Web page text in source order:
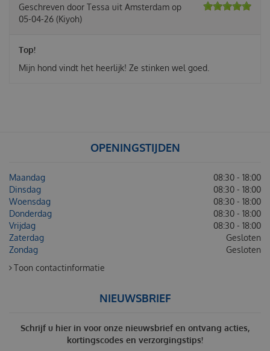
Geschreven door Tessa uit Amsterdam op
05-04-26 (Kiyoh)
Top!
Mijn hond vindt het heerlijk! Ze stinken wel goed.
OPENINGSTIJDEN
Maandag
08:30 - 18:00
Dinsdag
08:30 - 18:00
Woensdag
08:30 - 18:00
Donderdag
08:30 - 18:00
Vrijdag
08:30 - 18:00
Zaterdag
Gesloten
Zondag
Gesloten
Toon contactinformatie
NIEUWSBRIEF
Schrijf u hier in voor onze nieuwsbrief en ontvang acties,
kortingscodes en verzorgingstips!